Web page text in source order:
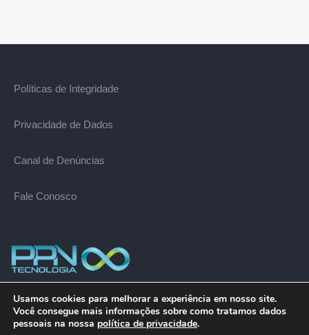
© Copyright 2023PPN Tecnologia
Todos os direitos reservados.
Políticas de Integridade
Privacidade de Dados
Canal de Denúncias
Fale Conosco
Usamos cookies para melhorar a experiência em nosso site.
Você consegue mais informações sobre como tratamos dados
pessoais na nossa política de privacidade.